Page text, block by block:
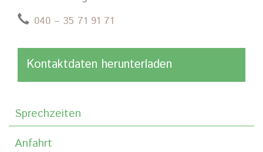
040 – 35 71 91 71
Kontaktdaten herunterladen
Sprechzeiten
Anfahrt